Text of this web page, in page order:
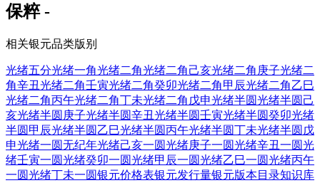
保粹 -
相关银元品类版别
光绪五分光绪一角光绪二角光绪二角己亥光绪二角庚子光绪二
角辛丑光绪二角壬寅光绪二角癸卯光绪二角甲辰光绪二角乙巳
光绪二角丙午光绪二角丁未光绪二角戊申光绪半圆光绪半圆己
亥光绪半圆庚子光绪半圆辛丑光绪半圆壬寅光绪半圆癸卯光绪
半圆甲辰光绪半圆乙巳光绪半圆丙午光绪半圆丁未光绪半圆戊
申光绪一圆无纪年光绪己亥一圆光绪庚子一圆光绪辛丑一圆光
绪壬寅一圆光绪癸卯一圆光绪甲辰一圆光绪乙巳一圆光绪丙午
一圆光绪丁未一圆银元价格表银元发行量银元版本目录知识库